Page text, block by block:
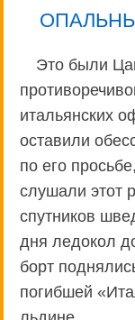
Это были
итальянских
оставили
по его
слушали этот
спутников
дня ледокол
борт
погибшей